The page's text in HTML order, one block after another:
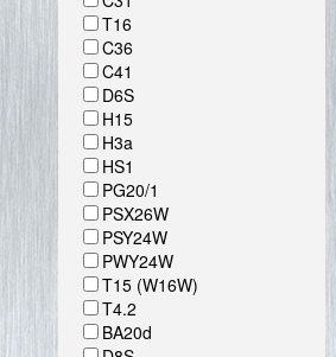
T16
C36
C41
D6S
H15
H3a
HS1
PG20/1
PSX26W
PSY24W
PWY24W
T15 (W16W)
T4.2
BA20d